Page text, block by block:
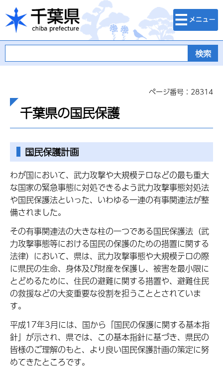
千葉県
検索・メニュ
ー
ページ番号：28314
千葉県の国民保護
国民保護計画
わが国において、武力攻撃や大規模テロなどの最も重大
な国家の緊急事態に対処できるよう武力攻撃事態対処法
や国民保護法といった、いわゆる一連の有事関連法が整
備されました。
その有事関連法の大きな柱の一つである国民保護法（武
力攻撃事態等における国民の保護のための措置に関する
法律）において、県は、武力攻撃事態や大規模テロの際
に県民の生命、身体及び財産を保護し、被害を最小限に
とどめるために、住民の避難に関する措置や、避難住民
の救援などの大変重要な役割を担うこととされていま
す。
平成17年3月には、国から「国民の保護に関する基本指
針」が示され、県では、この基本指針に基づき、県民の
皆様のご理解のもと、より良い国民保護計画の策定に努
めてきたところです。